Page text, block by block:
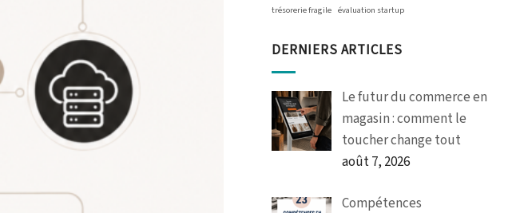
trésorerie fragile évaluation startup
DERNIERS ARTICLES
Le futur du commerce en
magasin : comment le
toucher change tout
août 7, 2026
Compétences